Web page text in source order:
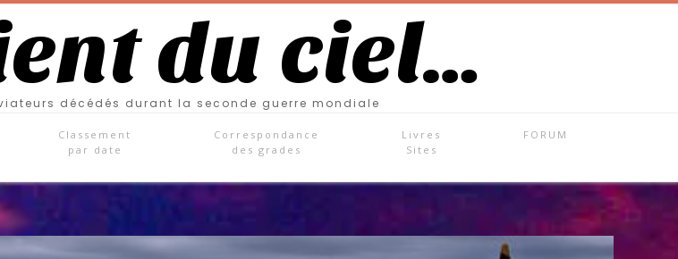
du ciel…
décédés durant la seconde guerre mondiale
Classement
par date
Correspondance
des grades
Livres
Sites
FORUM